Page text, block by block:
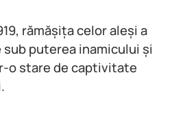
rămășița celor aleși a
puterea inamicului și
o stare de captivitate